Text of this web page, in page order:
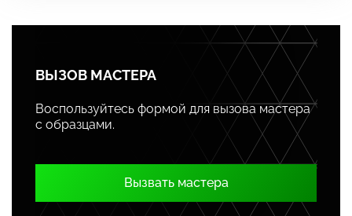
ВЫЗОВ МАСТЕРА
Воспользуйтесь формой для вызова мастера
с образцами.
Вызвать мастера